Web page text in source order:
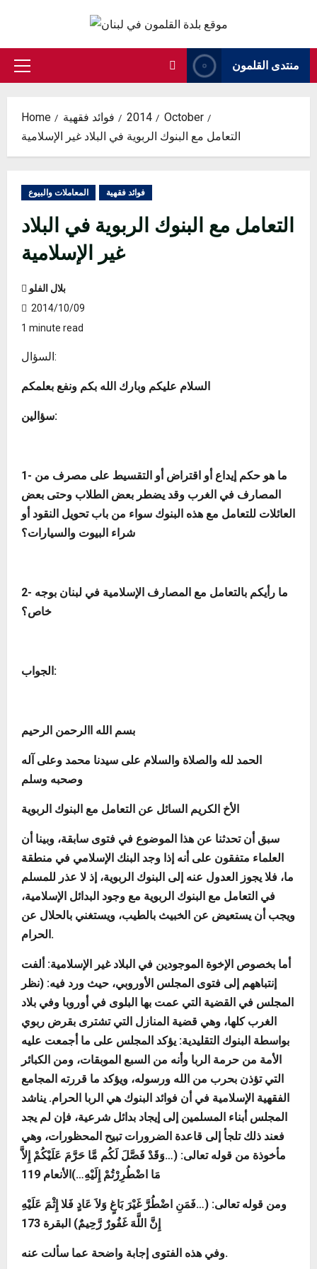
content
Primary
منتدى القلمون
Home فوائد فقهية 2014
October
التعامل مع البنوك الربوية في البلاد غير الإسلامية
المعاملات والبيوع فوائد فقهية
التعامل مع البنوك الربوية في البلاد
غير الإسلامية
بلال الفلو
2014/10/09
1 minute read
السؤال:
السلام عليكم وبارك الله بكم ونفع بعلمكم
سؤالين:
1- ما هو حكم إيداع أو اقتراض أو التقسيط على مصرف من
المصارف في الغرب وقد يضطر بعض الطلاب وحتى بعض
العائلات للتعامل مع هذه البنوك سواء من باب تحويل النقود أو
شراء البيوت والسيارات؟
2- ما رأيكم بالتعامل مع المصارف الإسلامية في لبنان بوجه
خاص؟
الجواب :
بسم الله االرحمن الرحيم
الحمد لله والصلاة والسلام على سيدنا محمد وعلى آله
وصحبه وسلم
الأخ الكريم السائل عن التعامل مع البنوك الربوية
سبق أن تحدثنا عن هذا الموضوع في فتوى سابقة، وبينا أن
العلماء متفقون على أنه إذا وجد البنك الإسلامي في منطقة
ما، فلا يجوز العدول عنه إلى البنوك الربوية، إذ لا عذر للمسلم
في التعامل مع البنوك الربوية مع وجود البدائل الإسلامية،
ويجب أن يستعيض عن الخبيث بالطيب، ويستغني بالحلال عن
الحرام.
أما بخصوص الإخوة الموجودين في البلاد غير الإسلامية: ألفت
إنتباههم إلى فتوى المجلس الأوروبي، حيث ورد فيه: (نظر
المجلس في القضية التي عمت بها البلوى في أوروبا وفي بلاد
الغرب كلها، وهي قضية المنازل التي تشترى بقرض ربوي
بواسطة البنوك التقليدية: يؤكد المجلس على ما أجمعت عليه
الأمة من حرمة الربا وأنه من السبع الموبقات، ومن الكبائر
التي تؤذن بحرب من الله ورسوله، ويؤكد ما قررته المجامع
الفقهية الإسلامية في أن فوائد البنوك هي الربا الحرام. يناشد
المجلس أبناء المسلمين إلى إيجاد بدائل شرعية، فإن لم يجد
فعند ذلك تلجأ إلى قاعدة الضرورات تبيح المحظورات، وهي
مأخوذة من قوله تعالى: (…وَقَدْ فَصَّلَ لَكُم مَّا حَرَّمَ عَلَيْكُمْ إِلاَّ
مَا اضْطُرِرْتُمْ إِلَيْهِ
ومن قوله تعالى: (…فَمَنِ اضْطُرَّ غَيْرَ بَاغٍ وَلاَ عَادٍ فَلا إِثْمَ عَلَيْهِ
إِنَّ اللَّهَ غَفُورٌ رَّحِيمٌ) البقرة 173
وفي هذه الفتوى إجابة واضحة عما سألت عنه.